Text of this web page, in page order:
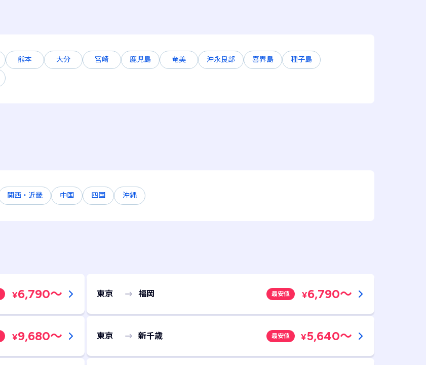
熊本 大分 宮崎 鹿児島 奄美 沖永良部 喜界島 種子島
関西・近畿 中国 四国 沖縄
¥6,790～ 東京 福岡 最安値 ¥6,790～
¥9,680～ 東京 新千歳 最安値 ¥5,640～